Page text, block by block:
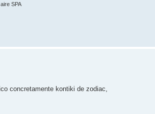
SPA
concretamente kontiki de zodiac,